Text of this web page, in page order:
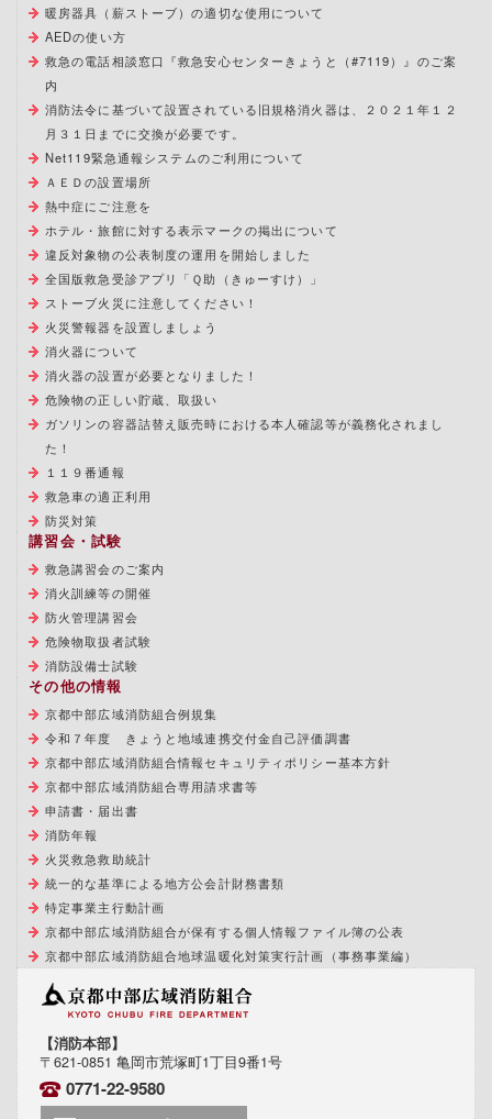
暖房器具（薪ストーブ）の適切な使用について
AEDの使い方
救急の電話相談窓口『救急安心センターきょうと（#7119）』のご案
内
消防法令に基づいて設置されている旧規格消火器は、２０２１年１２
月３１日までに交換が必要です。
Net119緊急通報システムのご利用について
ＡＥＤの設置場所
熱中症にご注意を
ホテル・旅館に対する表示マークの掲出について
違反対象物の公表制度の運用を開始しました
全国版救急受診アプリ「Ｑ助（きゅーすけ）」
ストーブ火災に注意してください！
火災警報器を設置しましょう
消火器について
消火器の設置が必要となりました！
危険物の正しい貯蔵、取扱い
ガソリンの容器詰替え販売時における本人確認等が義務化されまし
た！
１１９番通報
救急車の適正利用
防災対策
講習会・試験
救急講習会のご案内
消火訓練等の開催
防火管理講習会
危険物取扱者試験
消防設備士試験
その他の情報
京都中部広域消防組合例規集
令和７年度 きょうと地域連携交付金自己評価調書
京都中部広域消防組合情報セキュリティポリシー基本方針
京都中部広域消防組合専用請求書等
申請書・届出書
消防年報
火災救急救助統計
統一的な基準による地方公会計財務書類
特定事業主行動計画
京都中部広域消防組合が保有する個人情報ファイル簿の公表
京都中部広域消防組合地球温暖化対策実行計画（事務事業編）
【消防本部】
〒621-0851 亀岡市荒塚町1丁目9番1号
0771-22-9580